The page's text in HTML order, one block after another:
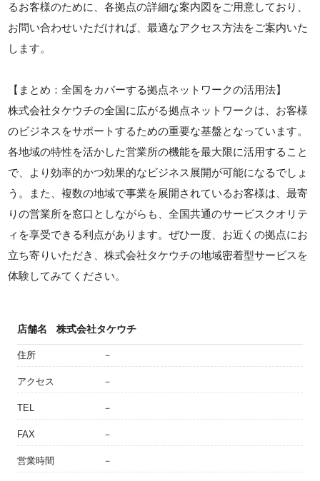
るお客様のために、各拠点の詳細な案内図をご用意しており、
お問い合わせいただければ、最適なアクセス方法をご案内いた
します。
【まとめ：全国をカバーする拠点ネットワークの活用法】
株式会社タケウチの全国に広がる拠点ネットワークは、お客様
のビジネスをサポートするための重要な基盤となっています。
各地域の特性を活かした営業所の機能を最大限に活用すること
で、より効率的かつ効果的なビジネス展開が可能になるでしょ
う。また、複数の地域で事業を展開されているお客様は、最寄
りの営業所を窓口としながらも、全国共通のサービスクオリテ
ィを享受できる利点があります。ぜひ一度、お近くの拠点にお
立ち寄りいただき、株式会社タケウチの地域密着型サービスを
体験してみてください。
店舗名 株式会社タケウチ
住所 －
アクセス －
TEL －
FAX －
営業時間 －